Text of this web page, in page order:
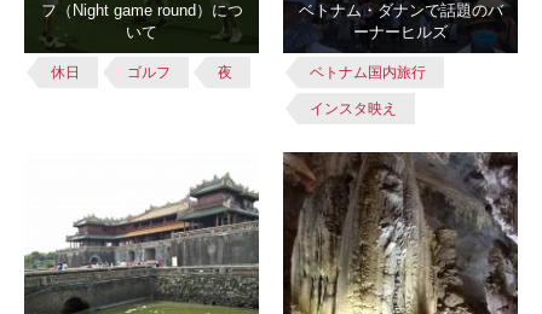
フ（Night game round）につ
いて
休日 ゴルフ 夜
ベトナム・ダナンで話題のバ
ーナーヒルズ
ベトナム国内旅行
インスタ映え